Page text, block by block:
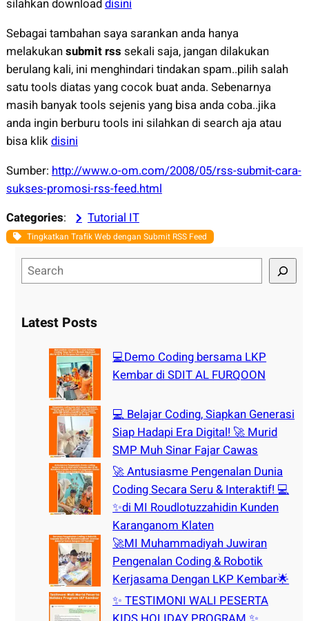
silahkan downloaddisini
Sebagai tambahan saya sarankan anda hanya
melakukansubmit rss sekali saja, jangan dilakukan
berulang kali, ini menghindari tindakan spam..pilih salah
satu tools diatas yang cocok buat anda. Sebenarnya
masih banyak tools sejenis yang bisa anda coba..jika
anda ingin berburu tools ini silahkan di search aja atau
bisa klikdisini
Sumber: http://www.o-om.com/2008/05/rss-submit-cara-
sukses-promosi-rss-feed.html
Categories: Tutorial IT
Tingkatkan Trafik Web dengan Submit RSS Feed
e
rLatest Posts
💻Demo Coding bersama LKP
Kembar di SDIT AL FURQOON
💻 Belajar Coding, Siapkan Generasi
Siap Hadapi Era Digital! 🚀 Murid
SMP Muh Sinar Fajar Cawas
🚀 Antusiasme Pengenalan Dunia
Coding Secara Seru & Interaktif! 💻
✨di MI Roudlotuzzahidin Kunden
Karanganom Klaten
🚀MI Muhammadiyah Juwiran
Pengenalan Coding & Robotik
Kerjasama Dengan LKP Kembar🌟
✨ TESTIMONI WALI PESERTA